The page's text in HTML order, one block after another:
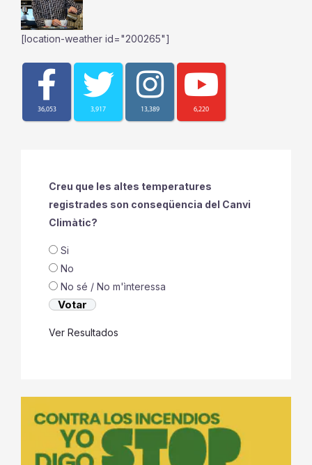
[location-weather id="200265"]
36,053 3,917 13,389 6,220
Creu que les altes temperatures
registrades son conseqüencia del Canvi
Climàtic?
Si
No
No sé / No m'ìnteressa
Ver Resultados